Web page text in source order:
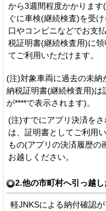
から3週間程度かかりま
ぐに車検(継続検査)を受
口やコンビニなどでお支
税証明書(継続検査用)に
てご利用いただけます。
(注)対象車両に過去の未納
納税証明書(継続検査用)は
が****で表示されます)。
(注)すでにアプリ決済を
は、証明書としてご利用
もの(アプリの決済履歴の
お越しください。
2.他の市町村へ引っ越
軽JNKSによる納付確認